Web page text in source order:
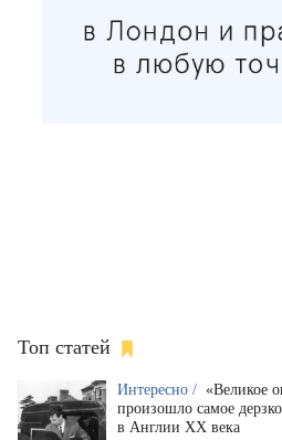
Топ статей
Интересно / «Великое
произошло самое
в Англии XX века